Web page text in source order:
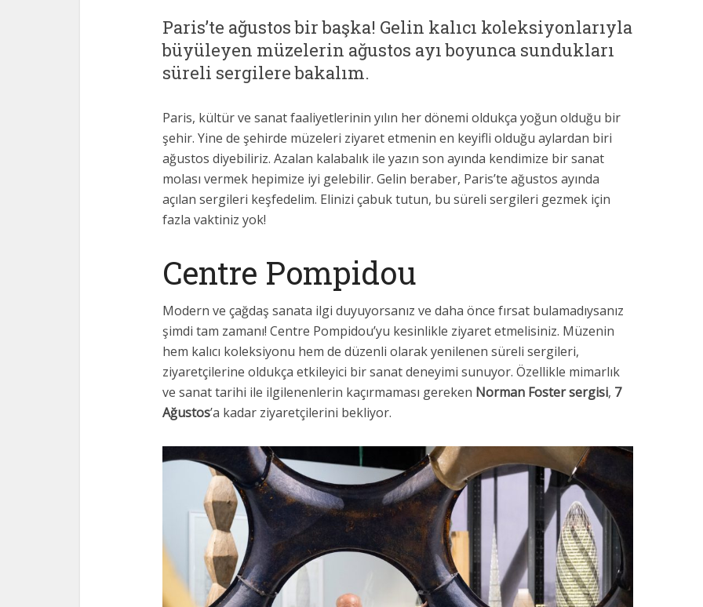
Paris’te ağustos bir başka! Gelin kalıcı koleksiyonlarıyla
büyüleyen müzelerin ağustos ayı boyunca sundukları
süreli sergilere bakalım.
Paris, kültür ve sanat faaliyetlerinin yılın her dönemi oldukça yoğun olduğu bir
şehir. Yine de şehirde müzeleri ziyaret etmenin en keyifli olduğu aylardan biri
ağustos diyebiliriz. Azalan kalabalık ile yazın son ayında kendimize bir sanat
molası vermek hepimize iyi gelebilir. Gelin beraber, Paris’te ağustos ayında
açılan sergileri keşfedelim. Elinizi çabuk tutun, bu süreli sergileri gezmek için
fazla vaktiniz yok!
Centre Pompidou
Modern ve çağdaş sanata ilgi duyuyorsanız ve daha önce fırsat bulamadıysanız
şimdi tam zamanı! Centre Pompidou’yu kesinlikle ziyaret etmelisiniz. Müzenin
hem kalıcı koleksiyonu hem de düzenli olarak yenilenen süreli sergileri,
ziyaretçilerine oldukça etkileyici bir sanat deneyimi sunuyor. Özellikle mimarlık
ve sanat tarihi ile ilgilenenlerin kaçırmaması gereken Norman Foster sergisi, 7
Ağustos’a kadar ziyaretçilerini bekliyor.